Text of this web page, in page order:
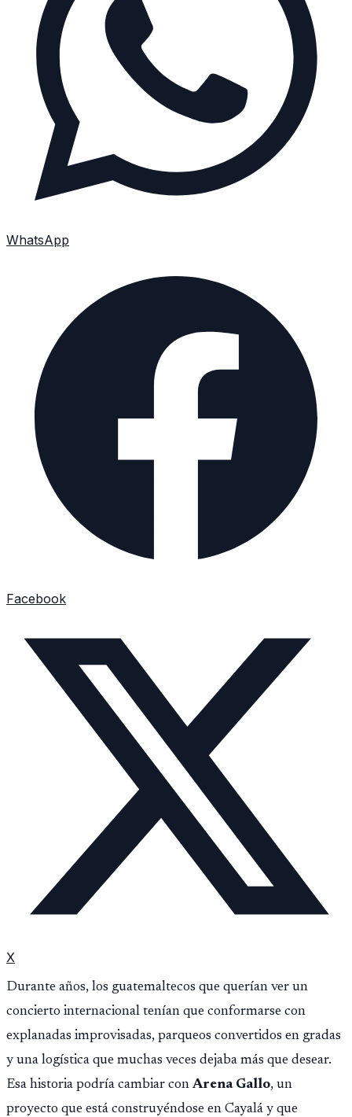
WhatsApp
Facebook
X
Durante años, los guatemaltecos que querían ver un
concierto internacional tenían que conformarse con
explanadas improvisadas, parqueos convertidos en gradas
y una logística que muchas veces dejaba más que desear.
Esa historia podría cambiar conArena Gallo, un
proyecto que está construyéndose en Cayalá y que